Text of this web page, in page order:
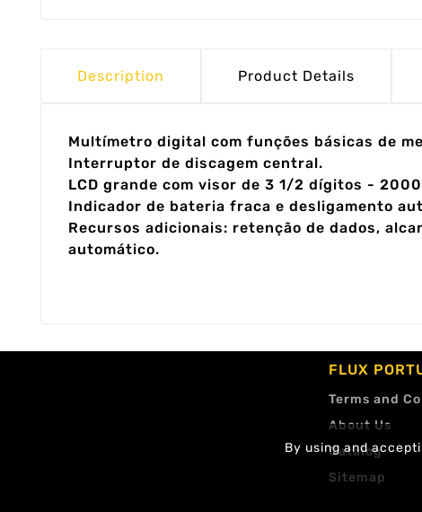
By using and
Description Product Details
Multímetro digital com funções básicas de
Interruptor de discagem central.
LCD grande com visor de 3 1/2 dígitos -
Indicador de bateria fraca e desligamento
Recursos adicionais: retenção de dados,
automático.
FLUX
Terms and
About Us
Catalog
Sitemap